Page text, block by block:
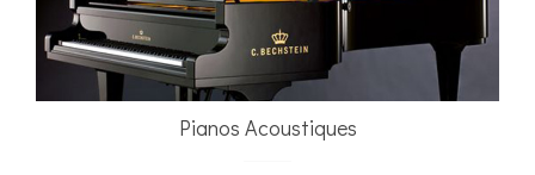
Pianos Acoustiques